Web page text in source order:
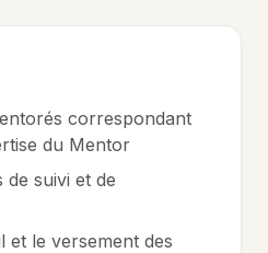
correspondant
du Mentor
de suivi et de
et le versement des